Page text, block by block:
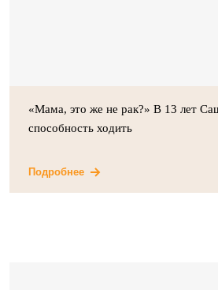
«Мама, это же не рак?» В 13 лет
способность ходить
Подробнее